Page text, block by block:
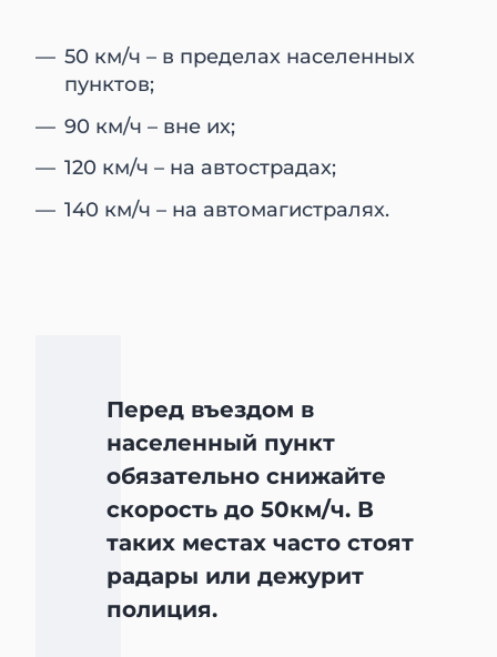
50 км/ч – в пределах населенных
пунктов;
90 км/ч – вне их;
120 км/ч – на автострадах;
140 км/ч – на автомагистралях.
Перед въездом в
населенный пункт
обязательно снижайте
скорость до 50км/ч. В
таких местах часто стоят
радары или дежурит
полиция.